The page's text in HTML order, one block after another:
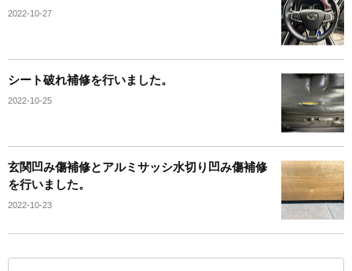
2022-10-27
シート破れ補修を行いました。
2022-10-25
玄関凹み傷補修とアルミサッシ水切り凹み傷補修
を行いました。
2022-10-23